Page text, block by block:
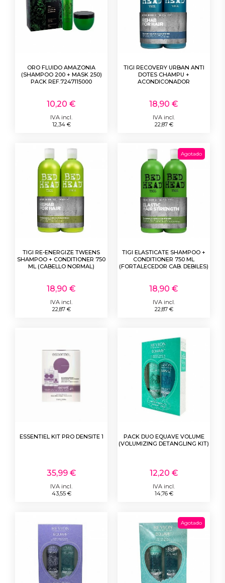
ORO FLUIDO AMAZONIA
(SHAMPOO 200 + MASK 250)
PACK REF.7247115000
10,20 €
IVA incl.
12,34 €
TIGI RECOVERY URBAN ANTI
DOTES CHAMPU +
ACONDICONADOR
18,90 €
IVA incl.
22,87 €
TIGI RE-ENERGIZE TWEENS
SHAMPOO + CONDITIONER 750
ML (CABELLO NORMAL)
18,90 €
IVA incl.
22,87 €
TIGI ELASTICATE SHAMPOO +
CONDITIONER 750 ML
(FORTALECEDOR CAB. DEBILES)
18,90 €
IVA incl.
22,87 €
Agotado
ESSENTIEL KIT PRO DENSITE 1
35,99 €
IVA incl.
43,55 €
PACK DUO EQUAVE VOLUME
(VOLUMIZING DETANGLING KIT)
12,20 €
IVA incl.
14,76 €
Agotado